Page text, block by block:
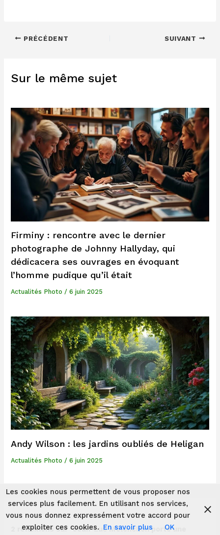
PRÉCÉDENT SUIVANT
Sur le même sujet
Firminy : rencontre avec le dernier
photographe de Johnny Hallyday, qui
dédicacera ses ouvrages en évoquant
l’homme pudique qu’il était
Actualités Photo /6 juin 2025
Andy Wilson : les jardins oubliés de Heligan
Actualités Photo /6 juin 2025
2 réflexions sur “Jean-Luc Mélenchon porte une
Les cookies nous permettent de vous proposer nos
services plus facilement. En utilisant nos services,
vous nous donnez expressément votre accord pour
exploiter ces cookies. En savoir plus OK